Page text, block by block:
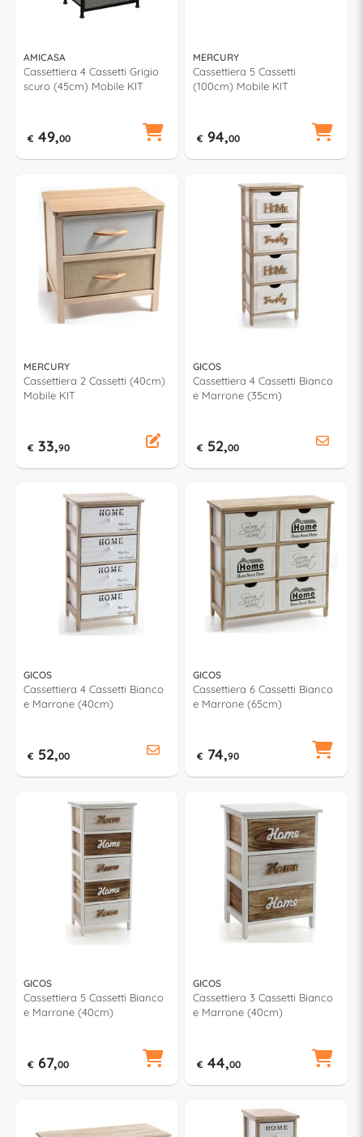
AMICASA
Cassettiera 4 Cassetti Grigio
scuro (45cm) Mobile KIT
€ 49,00
MERCURY
Cassettiera 5 Cassetti
(100cm) Mobile KIT
€ 94,00
MERCURY
Cassettiera 2 Cassetti (40cm)
Mobile KIT
€ 33,90
GICOS
Cassettiera 4 Cassetti Bianco
e Marrone (35cm)
€ 52,00
GICOS
Cassettiera 4 Cassetti Bianco
e Marrone (40cm)
€ 52,00
GICOS
Cassettiera 6 Cassetti Bianco
e Marrone (65cm)
€ 74,90
GICOS
Cassettiera 5 Cassetti Bianco
e Marrone (40cm)
€ 67,00
GICOS
Cassettiera 3 Cassetti Bianco
e Marrone (40cm)
€ 44,00